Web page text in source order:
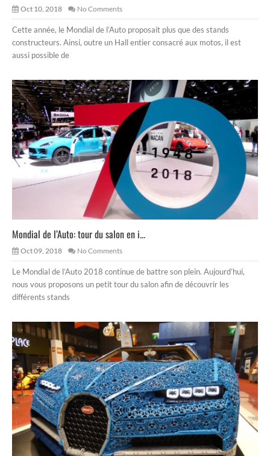
Oct 10, 2018 No Comments
Cette année, le Mondial de l’Auto proposait plus que des stands
constructeurs. Ainsi, outre un Hall entier consacré aux motos, il est
aussi possible de
Mondial de l’Auto: tour du salon en i...
Oct 09, 2018 No Comments
Le Mondial de l’Auto 2018 continue de battre son plein. Aujourd’hui,
nous vous proposons un petit tour du salon afin de découvrir les
différents stands